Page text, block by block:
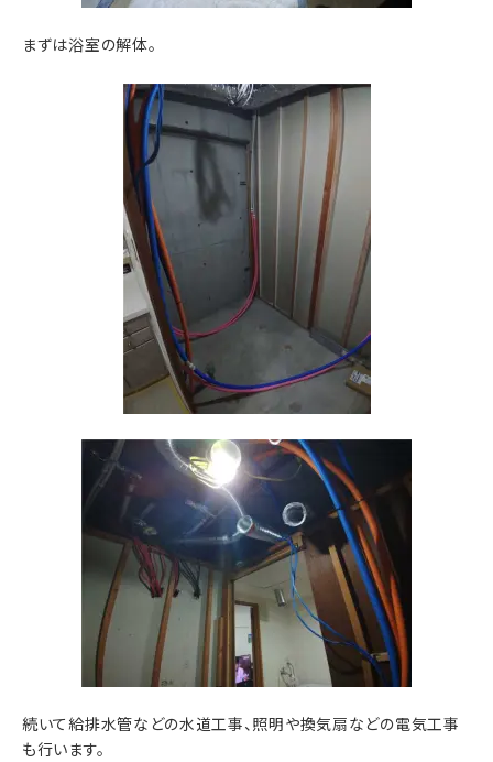
まずは浴室の解体。
続いて給排水管などの水道工事、照明や換気扇などの電気工事
も行います。